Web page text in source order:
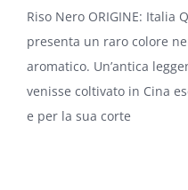
Riso Nero ORIGINE: Italia
presenta un raro colore
aromatico. Un’antica
venisse coltivato in Cina
e per la sua corte